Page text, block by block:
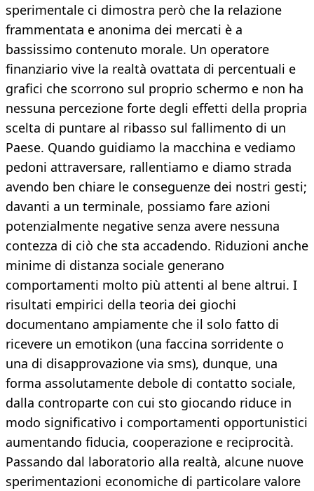
sperimentale ci dimostra però che la relazione
frammentata e anonima dei mercati è a
bassissimo contenuto morale. Un operatore
finanziario vive la realtà ovattata di percentuali e
grafici che scorrono sul proprio schermo e non ha
nessuna percezione forte degli effetti della propria
scelta di puntare al ribasso sul fallimento di un
Paese. Quando guidiamo la macchina e vediamo
pedoni attraversare, rallentiamo e diamo strada
avendo ben chiare le conseguenze dei nostri gesti;
davanti a un terminale, possiamo fare azioni
potenzialmente negative senza avere nessuna
contezza di ciò che sta accadendo. Riduzioni anche
minime di distanza sociale generano
comportamenti molto più attenti al bene altrui. I
risultati empirici della teoria dei giochi
documentano ampiamente che il solo fatto di
ricevere un emotikon (una faccina sorridente o
una di disapprovazione via sms), dunque, una
forma assolutamente debole di contatto sociale,
dalla controparte con cui sto giocando riduce in
modo significativo i comportamenti opportunistici
aumentando fiducia, cooperazione e reciprocità.
Passando dal laboratorio alla realtà, alcune nuove
sperimentazioni economiche di particolare valore